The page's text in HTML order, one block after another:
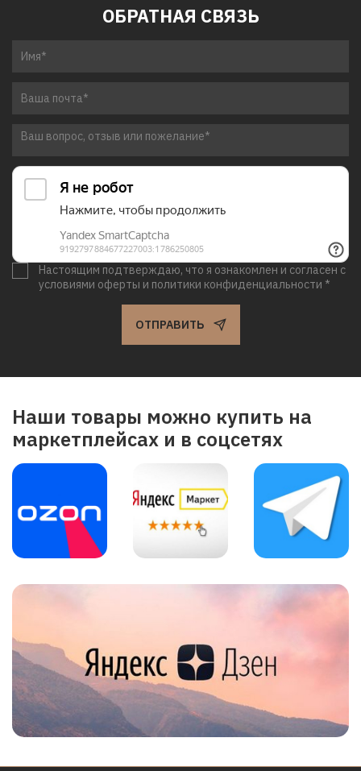
ОБРАТНАЯ СВЯЗЬ
Настоящим подтверждаю, что я ознакомлен и согласен с
условиями оферты и политики конфиденциальности *
ОТПРАВИТЬ
Наши товары можно купить на
маркетплейсах и в соцсетях